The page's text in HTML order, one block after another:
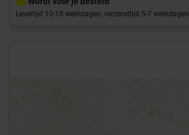
Levertijd 10-15 werkdagen, verzendtijd 5-7 werkdagen